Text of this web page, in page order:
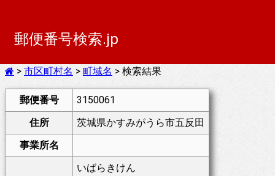
郵便番号検索.jp
> 市区町村名 > 町域名 > 検索結果
郵便番号
3150061
住所
茨城県かすみがうら市五反田
事業所名
いばらきけん